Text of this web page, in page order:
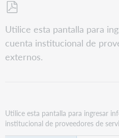
como
PDF
Utilice esta pantalla para
cuenta institucional de
externos.
Utilice esta pantalla para ingresar
institucional de proveedores de